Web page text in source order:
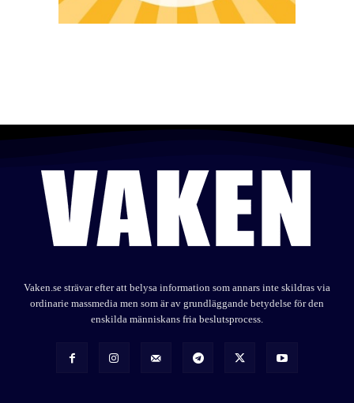
Vaken.se strävar efter att belysa information som annars inte skildras via
ordinarie massmedia men som är av grundläggande betydelse för den
enskilda människans fria beslutsprocess.